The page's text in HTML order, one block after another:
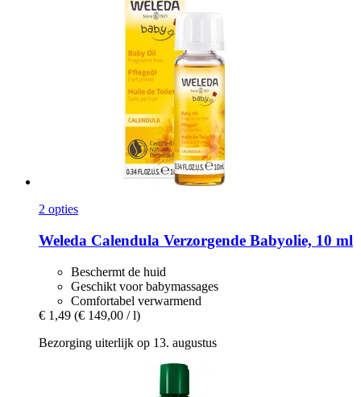
2 opties
Weleda Calendula Verzorgende Babyolie, 10 ml
Beschermt de huid
Geschikt voor babymassages
Comfortabel verwarmend
€ 1,49 (€ 149,00 / l)
Bezorging uiterlijk op 13. augustus